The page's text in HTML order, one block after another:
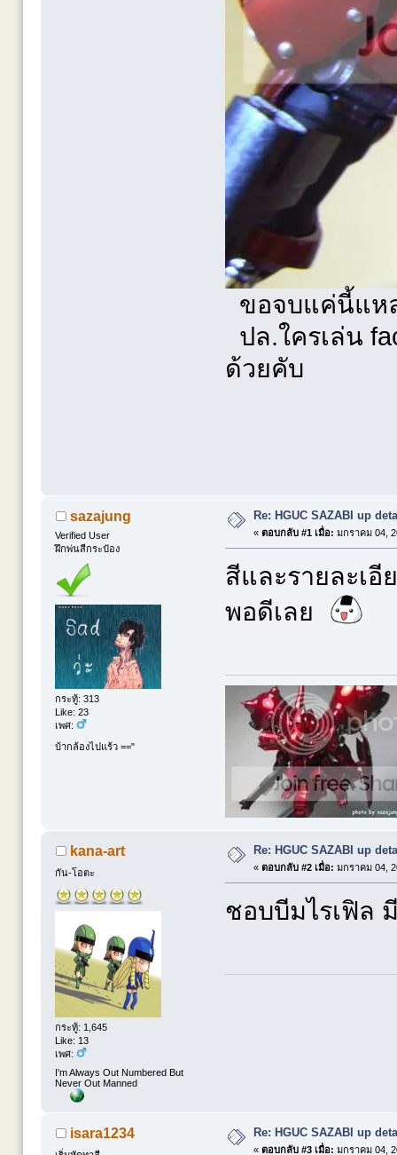
ขอจบแค่นี้แห
ปล.ใครเล่น
ด้วยคับ
sazajung
Verified User
ฝึกพ่นสีกระป๋อง
กระทู้: 313
Like: 23
เพศ:
บ้ากล้องไปแร้ว =="
Re: HGUC SAZABI up
« ตอบกลับ #1 เมื่อ: มกราคม 04,
สีและรายละเ
พอดีเลย
kana-art
กัน-โอตะ
กระทู้: 1,645
Like: 13
เพศ:
I'm Always Out Numbered But
Never Out Manned
Re: HGUC SAZABI up
« ตอบกลับ #2 เมื่อ: มกราคม 04,
ชอบบีมไรเฟิล
isara1234 Re: HGUC SAZABI up
« ตอบกลับ #3 เมื่อ: มกราคม 04,